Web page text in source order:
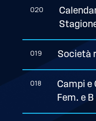
020
019 Società
018
Campi e
Fem. e B